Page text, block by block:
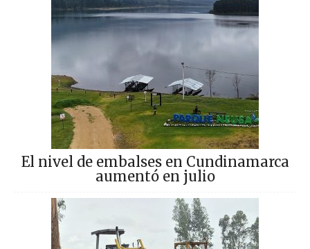
El nivel de embalses en Cundinamarca
aumentó en julio